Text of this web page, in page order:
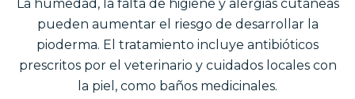
La humedad, la falta de higiene y alergias cutáneas
pueden aumentar el riesgo de desarrollar la
pioderma. El tratamiento incluye antibióticos
prescritos por el veterinario y cuidados locales con
la piel, como baños medicinales.